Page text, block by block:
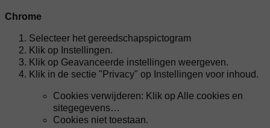
Chrome
Selecteer het gereedschapspictogram
Klik op Instellingen.
Klik op Geavanceerde instellingen weergeven.
Klik in de sectie "Privacy" op Instellingen voor inhoud.
Cookies verwijderen: Klik op Alle cookies en
sitegegevens…
Cookies niet toestaan.